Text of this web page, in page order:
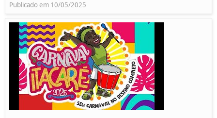
Publicado em 10/05/2025